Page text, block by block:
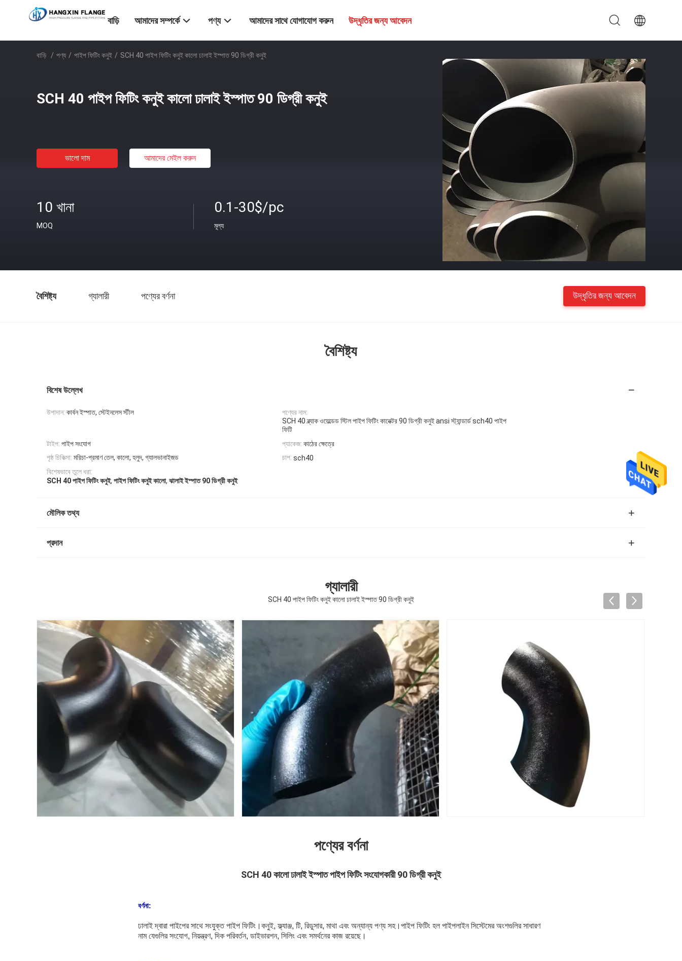
বাড়ি আমাদের সম্পর্কে পণ্য আমাদের সাথে যোগাযোগ করুন উদ্ধৃতির জন্য আবেদন
বাড়ি / পণ্য / পাইপ ফিটিং কনুই / SCH 40 পাইপ ফিটিং কনুই কালো ঢালাই ইস্পাত 90 ডিগ্রী কনুই
SCH 40 পাইপ ফিটিং কনুই কালো ঢালাই ইস্পাত 90 ডিগ্রী কনুই
ভালো দাম আমাদের মেইল ​​করুন
10 খানা
MOQ
0.1-30$/pc
মূল্য
বৈশিষ্ট্য গ্যালারী পণ্যের বর্ণনা উদ্ধৃতির জন্য আবেদন
বৈশিষ্ট্য
বিশেষ উল্লেখ
উপাদান: কার্বন ইস্পাত, স্টেইনলেস স্টীল
পণ্যের নাম:
SCH 40 ব্ল্যাক ওয়েল্ডেড স্টিল পাইপ ফিটিং কানেক্টর 90 ডিগ্রী কনুই ansi স্ট্যান্ডার্ড sch40 পাইপ
ফিটি
টাইপ: পাইপ সংযোগ প্যাকেজ: কাঠের ক্ষেত্রে
পৃষ্ঠ চিকিত্সা: মরিচা-প্রমাণ তেল, কালো, হলুদ, গ্যালভানাইজড চাপ: sch40
বিশেষভাবে তুলে ধরা:
SCH 40 পাইপ ফিটিং কনুই, পাইপ ফিটিং কনুই কালো, ঝালাই ইস্পাত 90 ডিগ্রী কনুই
মৌলিক তথ্য
প্রদান
গ্যালারী
SCH 40 পাইপ ফিটিং কনুই কালো ঢালাই ইস্পাত 90 ডিগ্রী কনুই
পণ্যের বর্ণনা
SCH 40 কালো ঢালাই ইস্পাত পাইপ ফিটিং সংযোগকারী 90 ডিগ্রী কনুই
বর্ণনা:
ঢালাই দ্বারা পাইপের সাথে সংযুক্ত পাইপ ফিটিং। কনুই, ফ্ল্যাঞ্জ, টি, রিডুসার, মাথা এবং অন্যান্য পণ্য সহ। পাইপ ফিটিং হল পাইপলাইন সিস্টেমের অংশগুলির সাধারণ
নাম যেগুলির সংযোগ, নিয়ন্ত্রণ, দিক পরিবর্তন, ডাইভারশন, সিলিং এবং সমর্থনের কাজ রয়েছে।